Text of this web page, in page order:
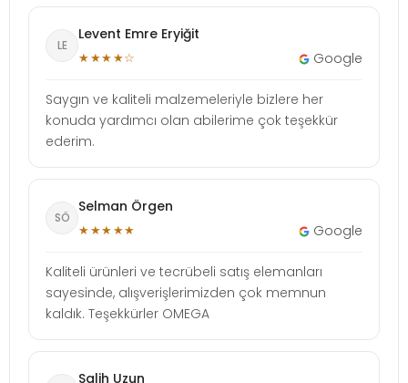
LE
Levent Emre Eryiğit
★★★★☆ Google
Saygın ve kaliteli malzemeleriyle bizlere her
konuda yardımcı olan abilerime çok teşekkür
ederim.
SÖ
Selman Örgen
★★★★★ Google
Kaliteli ürünleri ve tecrübeli satış elemanları
sayesinde, alışverişlerimizden çok memnun
kaldık. Teşekkürler OMEGA
Salih Uzun